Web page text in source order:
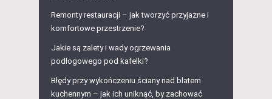
Remonty restauracji – jak tworzyć przyjazne i
komfortowe przestrzenie?
Jakie są zalety i wady ogrzewania
podłogowego pod kafelki?
Błędy przy wykończeniu ściany nad blatem
kuchennym – jak ich uniknąć, by zachować